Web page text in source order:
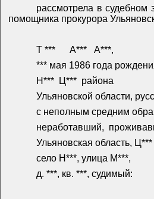
рассмотрела в судебном
помощника прокурора
Т *** А***
А***,
*** мая 1986 года
Н***
Ц*** района
Ульяновской области,
с неполным средним
неработавший,
Ульяновская область,
село Н***, улица М***,
д. ***, кв. ***, судимый: